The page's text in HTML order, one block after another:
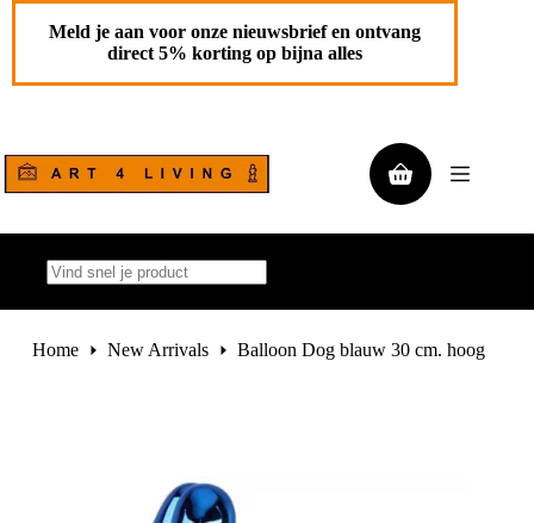
Ga
Balloon Dog blauw 30 cm. hoog
€150,00
Toevoegen aan
winkelwagen
Meld je aan voor onze nieuwsbrief en ontvang
direct 5% korting op bijna alles
Winkelwagen
resultaten
Home
New Arrivals Balloon Dog blauw 30 cm. hoog